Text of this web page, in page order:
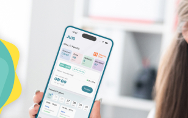
di fascino, dimostrando
creare occasioni di incontro